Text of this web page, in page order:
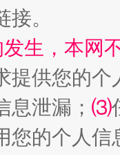
。
生，本网
提供您的个
息泄漏； ⑶
您的个人